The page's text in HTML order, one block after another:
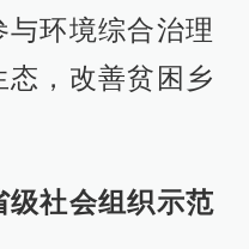
环境综合治理
，改善贫困乡
社会组织示范